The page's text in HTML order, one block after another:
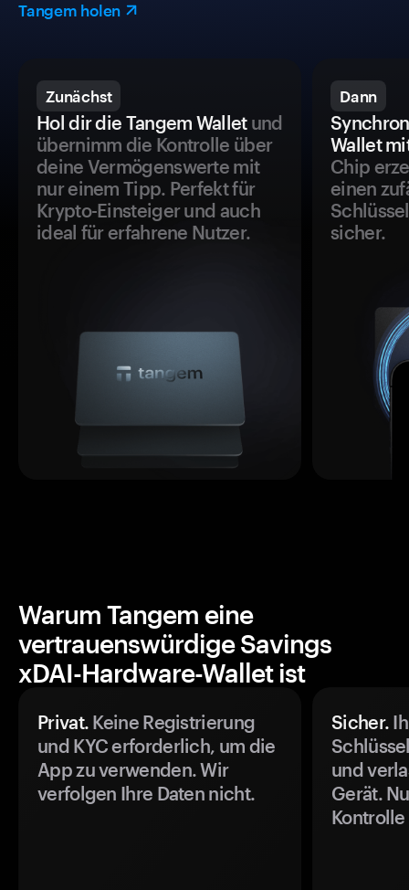
Tangem holen
Zunächst
Hol dir die Tangem Walletund
übernimm die Kontrolle über
deine Vermögenswerte mit
nur einem Tipp. Perfekt für
Krypto-Einsteiger und auch
ideal für erfahrene Nutzer.
Dann
Wallet
Chip
einen
sicher.
Warum Tangem eine
vertrauenswürdige Savings
xDAI-Hardware-Wallet ist
Privat. Keine Registrierung
und KYC erforderlich, um die
App zu verwenden. Wir
verfolgen Ihre Daten nicht.
Sicher.
und
Gerät.